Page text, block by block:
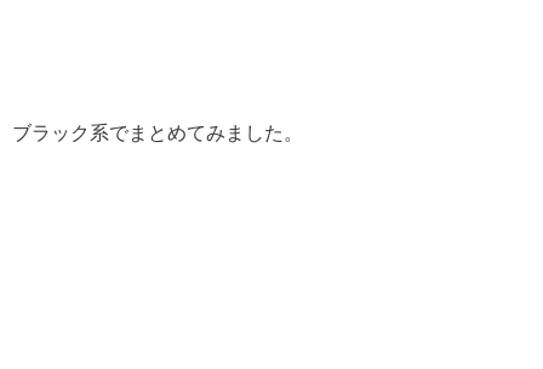
ブラック系でまとめてみました。